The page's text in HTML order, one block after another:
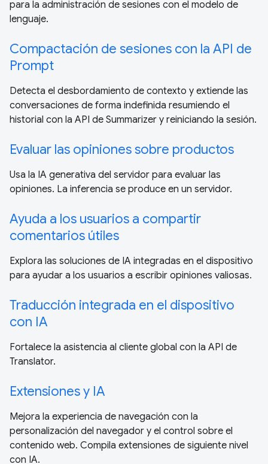
para la administración de sesiones con el modelo de
lenguaje.
Compactación de sesiones con la API de
Prompt
Detecta el desbordamiento de contexto y extiende las
conversaciones de forma indefinida resumiendo el
historial con la API de Summarizer y reiniciando la sesión.
Evaluar las opiniones sobre productos
Usa la IA generativa del servidor para evaluar las
opiniones. La inferencia se produce en un servidor.
Ayuda a los usuarios a compartir
comentarios útiles
Explora las soluciones de IA integradas en el dispositivo
para ayudar a los usuarios a escribir opiniones valiosas.
Traducción integrada en el dispositivo
con IA
Fortalece la asistencia al cliente global con la API de
Translator.
Extensiones y IA
Mejora la experiencia de navegación con la
personalización del navegador y el control sobre el
contenido web. Compila extensiones de siguiente nivel
con IA.